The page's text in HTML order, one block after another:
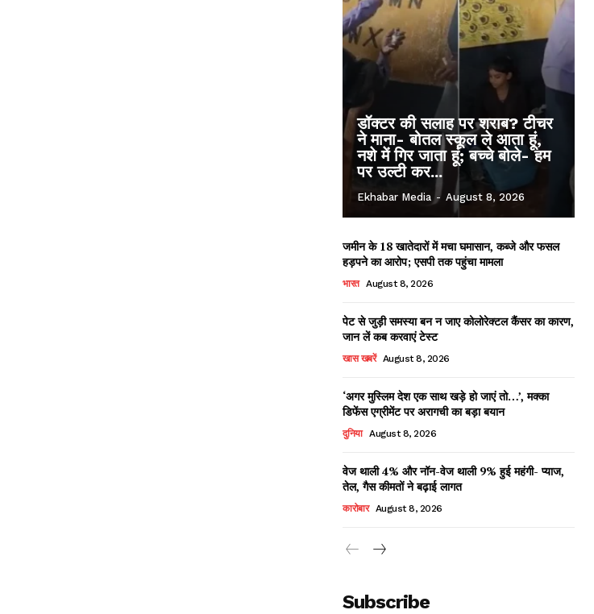
डॉक्टर की सलाह पर शराब? टीचर
ने माना- बोतल स्कूल ले आता हूं,
नशे में गिर जाता हूं; बच्चे बोले- हम
पर उल्टी कर...
Ekhabar Media - August 8, 2026
जमीन के 18 खातेदारों में मचा घमासान, कब्जे और फसल
हड़पने का आरोप; एसपी तक पहुंचा मामला
भारत August 8, 2026
पेट से जुड़ी समस्या बन न जाए कोलोरेक्टल कैंसर का कारण,
जान लें कब करवाएं टेस्ट
खास खबरें August 8, 2026
‘अगर मुस्लिम देश एक साथ खड़े हो जाएं तो…’, मक्का
डिफेंस एग्रीमेंट पर अरागची का बड़ा बयान
दुनिया August 8, 2026
वेज थाली 4% और नॉन-वेज थाली 9% हुई महंगी- प्याज,
तेल, गैस कीमतों ने बढ़ाई लागत
कारोबार August 8, 2026
Subscribe